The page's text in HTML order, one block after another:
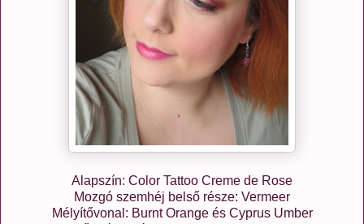
Alapszín: Color Tattoo Creme de Rose
Mozgó szemhéj belső része: Vermeer
Mélyítővonal: Burnt Orange és Cyprus Umber